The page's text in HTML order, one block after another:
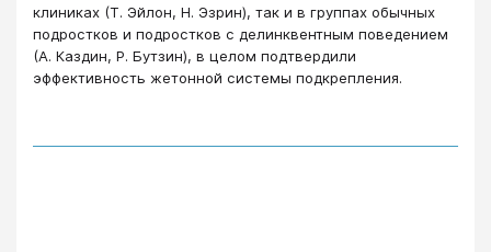
клиниках (Т. Эйлон, Н. Эзрин), так и в группах обычных
подростков и подростков с делинквентным поведением
(А. Каздин, Р. Бутзин), в целом подтвердили
эффективность жетонной системы подкрепления.